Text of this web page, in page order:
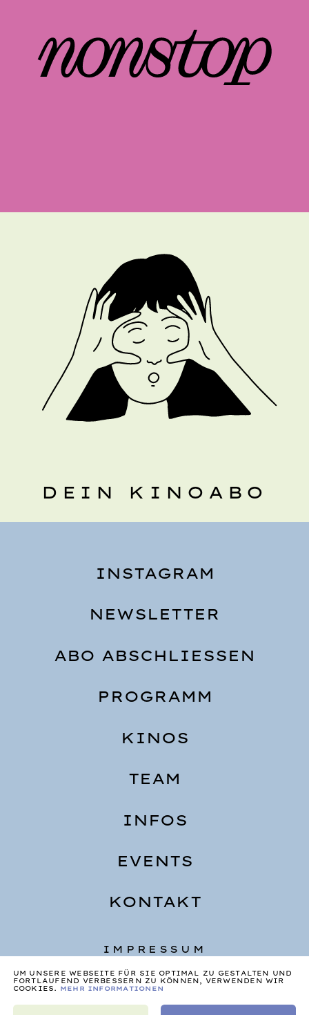
DEIN KINOABO
INSTAGRAM
NEWSLETTER
ABO ABSCHLIESSEN
PROGRAMM
KINOS
TEAM
INFOS
EVENTS
KONTAKT
IMPRESSUM
DATENSCHUTZ
AGB
UM UNSERE WEBSEITE FÜR SIE OPTIMAL ZU GESTALTEN UND
FORTLAUFEND VERBESSERN ZU KÖNNEN, VERWENDEN WIR
COOKIES.
MEHR INFORMATIONEN